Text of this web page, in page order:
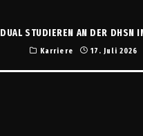
DUAL STUDIEREN AN DER DHSN
Karriere 17. Juli 2026